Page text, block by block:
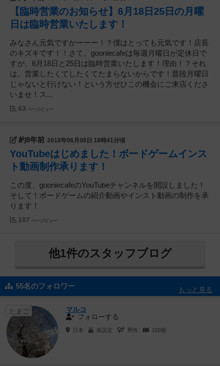
【臨時営業のお知らせ】6月18日25日の月曜
日は臨時営業いたします！
みなさん元気ですかーーー！？僕はとっても元気です！店長
のキズキです！！さて、gooniecafeは毎週月曜日が定休日で
すが、6月18日と25日は臨時営業いたします！理由！？それ
は、営業したくてしたくてたまらないからです！普段月曜日
じゃないと行けない！という方ぜひこの機会にご来店くださ
いませ！ス...
63 ページビュー
約8年前 2018年06月08日 18時41分頃
YouTubeはじめました！ボードゲームインス
ト動画制作承ります！
この度、gooniecafeのYouTubeチャンネルを開設しました！
そして！ボードゲームの紹介動画やインスト動画の制作を承
ります！
107 ページビュー
他1件のスタッフブログ
55名のフォロワー もっと見る
たまご
マルコ
フォローする
日本 未設定 男性 150個